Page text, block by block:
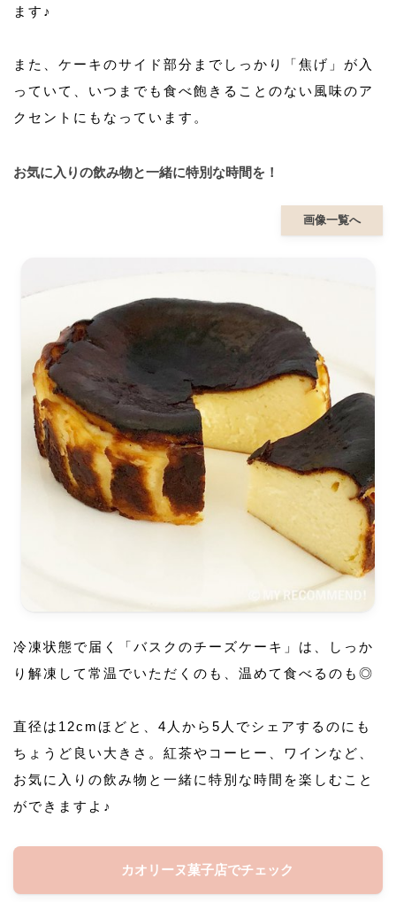
ます♪
また、ケーキのサイド部分までしっかり「焦げ」が入
っていて、いつまでも食べ飽きることのない風味のア
クセントにもなっています。
お気に入りの飲み物と一緒に特別な時間を！
画像一覧へ
冷凍状態で届く「バスクのチーズケーキ」は、しっか
り解凍して常温でいただくのも、温めて食べるのも◎
直径は12cmほどと、4人から5人でシェアするのにも
ちょうど良い大きさ。紅茶やコーヒー、ワインなど、
お気に入りの飲み物と一緒に特別な時間を楽しむこと
ができますよ♪
カオリーヌ菓子店でチェック